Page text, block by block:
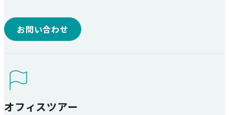
お問い合わせ
オフィスツアー